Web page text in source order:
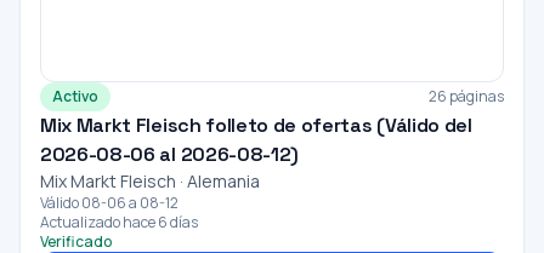
Activo 26 páginas
Mix Markt Fleisch folleto de ofertas (Válido del
2026-08-06 al 2026-08-12)
Mix Markt Fleisch · Alemania
Válido 08-06 a 08-12
Actualizado hace 6 días
Verificado